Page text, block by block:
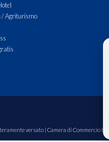
/ Agriturismo
versato | Camera di